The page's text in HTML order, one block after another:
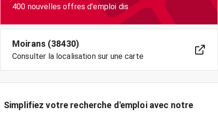
400 nouvelles offres d’emploi dis
Moirans (38430)
Consulter la localisation sur une carte
Simplifiez votre recherche d'emploi avec notre